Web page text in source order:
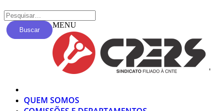
Buscar
MENU
'
QUEM SOMOS